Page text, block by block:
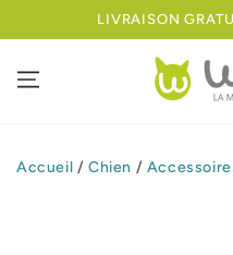
IGNORER LELIVRAISON
Accueil / Chien /